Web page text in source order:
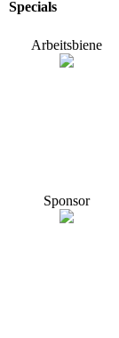
Specials
Arbeitsbiene
Sponsor